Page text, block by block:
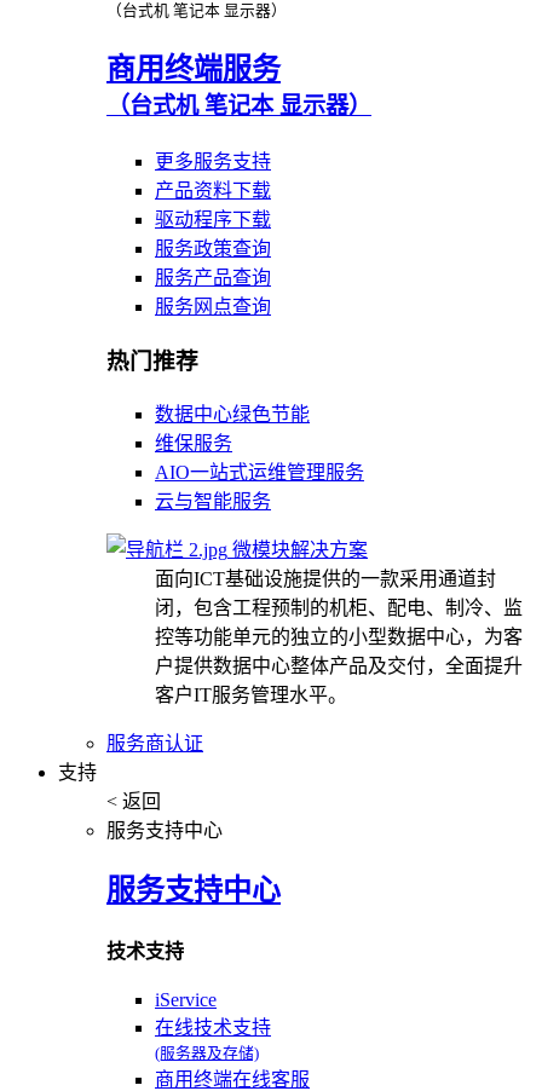
（台式机 笔记本 显示器）
商用终端服务
（台式机 笔记本 显示器）
更多服务支持
产品资料下载
驱动程序下载
服务政策查询
服务产品查询
服务网点查询
热门推荐
数据中心绿色节能
维保服务
AIO一站式运维管理服务
云与智能服务
微模块解决方案
面向ICT基础设施提供的一款采用通道封
闭，包含工程预制的机柜、配电、制冷、监
控等功能单元的独立的小型数据中心，为客
户提供数据中心整体产品及交付，全面提升
客户IT服务管理水平。
服务商认证
支持
< 返回
服务支持中心
服务支持中心
技术支持
iService
在线技术支持
(服务器及存储)
商用终端在线客服